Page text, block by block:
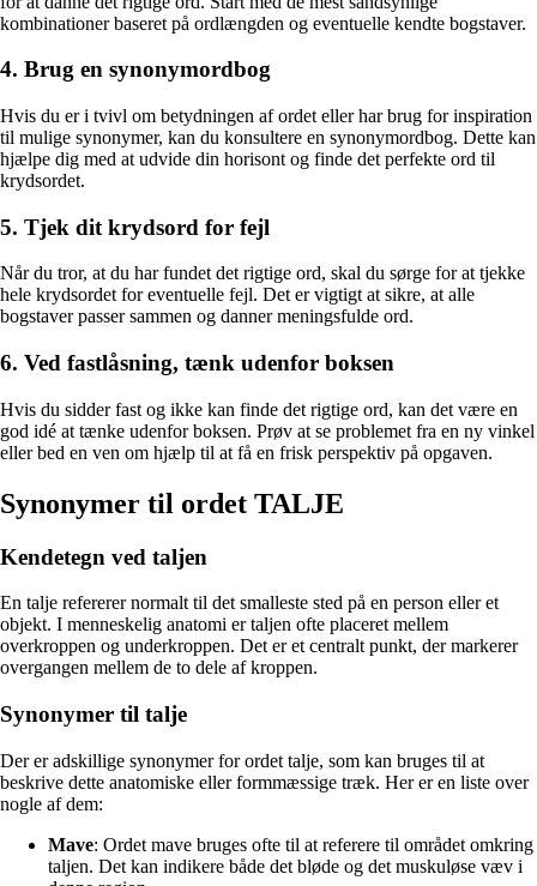
kombinationer baseret på ordlængden og eventuelle kendte bogstaver.
4. Brug en synonymordbog
Hvis du er i tvivl om betydningen af ordet eller har brug for inspiration
til mulige synonymer, kan du konsultere en synonymordbog. Dette kan
hjælpe dig med at udvide din horisont og finde det perfekte ord til
krydsordet.
5. Tjek dit krydsord for fejl
Når du tror, at du har fundet det rigtige ord, skal du sørge for at tjekke
hele krydsordet for eventuelle fejl. Det er vigtigt at sikre, at alle
bogstaver passer sammen og danner meningsfulde ord.
6. Ved fastlåsning, tænk udenfor boksen
Hvis du sidder fast og ikke kan finde det rigtige ord, kan det være en
god idé at tænke udenfor boksen. Prøv at se problemet fra en ny vinkel
eller bed en ven om hjælp til at få en frisk perspektiv på opgaven.
Synonymer til ordet TALJE
Kendetegn ved taljen
En talje refererer normalt til det smalleste sted på en person eller et
objekt. I menneskelig anatomi er taljen ofte placeret mellem
overkroppen og underkroppen. Det er et centralt punkt, der markerer
overgangen mellem de to dele af kroppen.
Synonymer til talje
Der er adskillige synonymer for ordet talje, som kan bruges til at
beskrive dette anatomiske eller formmæssige træk. Her er en liste over
nogle af dem:
Mave: Ordet mave bruges ofte til at referere til området omkring
taljen. Det kan indikere både det bløde og det muskuløse væv i